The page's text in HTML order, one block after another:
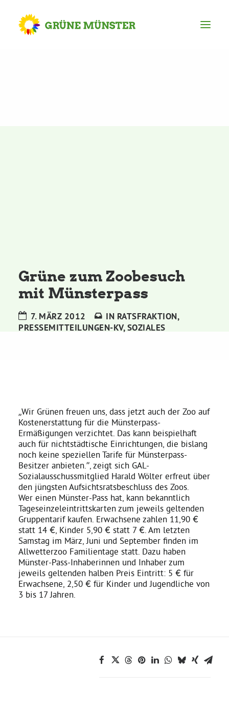
Grünes Zentrum
Personen
Josefine Paul, MdL
Robin Korte, MdL
Daniel Freund, MdEP
Delegierte
Grüne im Rathaus
Ratsfraktion
Grüne zum Zoobesuch
mit Münsterpass
7. MÄRZ 2012 IN RATSFRAKTION,
PRESSEMITTEILUNGEN-KV,SOZIALES
„Wir Grünen freuen uns, dass jetzt auch der Zoo auf
Kostenerstattung für die Münsterpass-
Ermäßigungen verzichtet. Das kann beispielhaft
auch für nichtstädtische Einrichtungen, die bislang
noch keine speziellen Tarife für Münsterpass-
Besitzer anbieten.”, zeigt sich GAL-
Sozialausschussmitglied Harald Wölter erfreut über
den jüngsten Aufsichtsratsbeschluss des Zoos.
Wer einen Münster-Pass hat, kann bekanntlich
Tageseinzeleintrittskarten zum jeweils geltenden
Gruppentarif kaufen. Erwachsene zahlen 11,90 €
statt 14 €, Kinder 5,90 € statt 7 €. Am letzten
Samstag im März, Juni und September finden im
Allwetterzoo Familientage statt. Dazu haben
Münster-Pass-Inhaberinnen und Inhaber zum
jeweils geltenden halben Preis Eintritt: 5 € für
Erwachsene, 2,50 € für Kinder und Jugendliche von
3 bis 17 Jahren.